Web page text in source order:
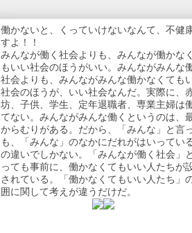
働かないと、くっていけないなんて、不健
すよ！！
みんなが働く社会よりも、みんなが働かな
もいい社会のほうがいい。みんながみんな
社会よりも、みんながみんな働かなくても
社会のほうが、いい社会なんだ。実際に、
坊、子供、学生、定年退職者、専業主婦は
てない。みんながみんな働くというのは、
からむりがある。だから、「みんな」と言
も、「みんな」のなかにだれがはいってい
の違いでしかない。「みんなが働く社会」
っても事前に、働かなくてもいい人たちが
されている。「働かなくてもいい人たち」
囲に関して考えが違うだけだ。